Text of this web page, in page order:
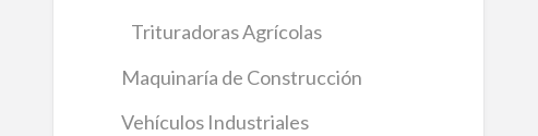
Trituradoras Agrícolas
Maquinaría de Construcción
Vehículos Industriales